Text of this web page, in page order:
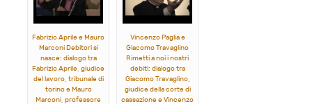
Fabrizio Aprile e Mauro
Marconi Debitori si
nasce: dialogo tra
Fabrizio Aprile, giudice
del lavoro, tribunale di
torino e Mauro
Marconi, professore
Vincenzo Paglia e
Giacomo Travaglino
Rimetti a noi i nostri
debiti: dialogo tra
Giacomo Travaglino,
giudice della corte di
cassazione e Vincenzo